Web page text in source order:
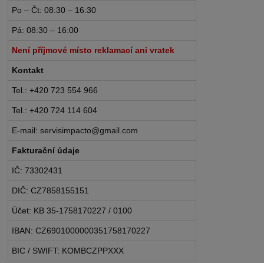
Po – Čt: 08:30 – 16:30
Pá: 08:30 – 16:00
Není příjmové místo reklamací ani vratek
Kontakt
Tel.: +420 723 554 966
Tel.: +420 724 114 604
E-mail: servisimpacto@gmail.com
Fakturační údaje
IČ: 73302431
DIČ: CZ7858155151
Účet: KB 35-1758170227 / 0100
IBAN: CZ6901000000351758170227
BIC / SWIFT: KOMBCZPPXXX